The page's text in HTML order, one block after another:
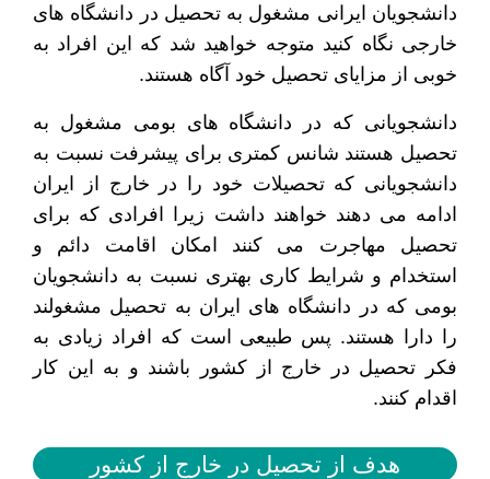
دانشجویان ایرانی مشغول به تحصیل در دانشگاه های
خارجی نگاه کنید متوجه خواهید شد که این افراد به
خوبی از مزایای تحصیل خود آگاه هستند.
دانشجویانی که در دانشگاه های بومی مشغول به
تحصیل هستند شانس کمتری برای پیشرفت نسبت به
دانشجویانی که تحصیلات خود را در خارج از ایران
ادامه می دهند خواهند داشت زیرا افرادی که برای
تحصیل مهاجرت می کنند امکان اقامت دائم و
استخدام و شرایط کاری بهتری نسبت به دانشجویان
بومی که در دانشگاه های ایران به تحصیل مشغولند
را دارا هستند. پس طبیعی است که افراد زیادی به
فکر تحصیل در خارج از کشور باشند و به این کار
اقدام کنند.
هدف از تحصیل در خارج از کشور